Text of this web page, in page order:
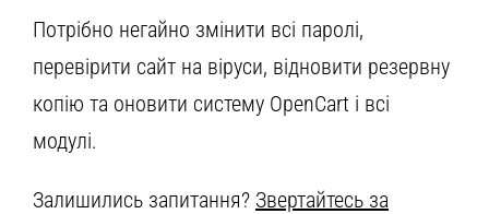
Потрібно негайно змінити всі паролі,
перевірити сайт на віруси, відновити резервну
копію та оновити систему OpenCart і всі
модулі.
Залишились запитання? Звертайтесь за